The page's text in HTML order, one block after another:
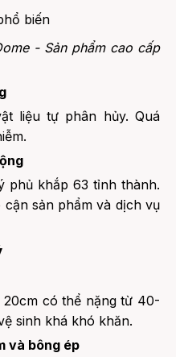
- Sản phẩm cao cấp
liệu tự phân hủy. Quá
phủ khắp 63 tỉnh thành.
cận sản phẩm và dịch vụ
20cm có thể nặng từ 40-
sinh khá khó khăn.
và bông ép